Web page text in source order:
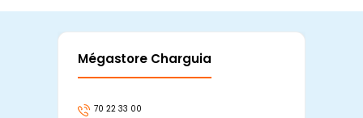
Mégastore Charguia
70 22 33 00